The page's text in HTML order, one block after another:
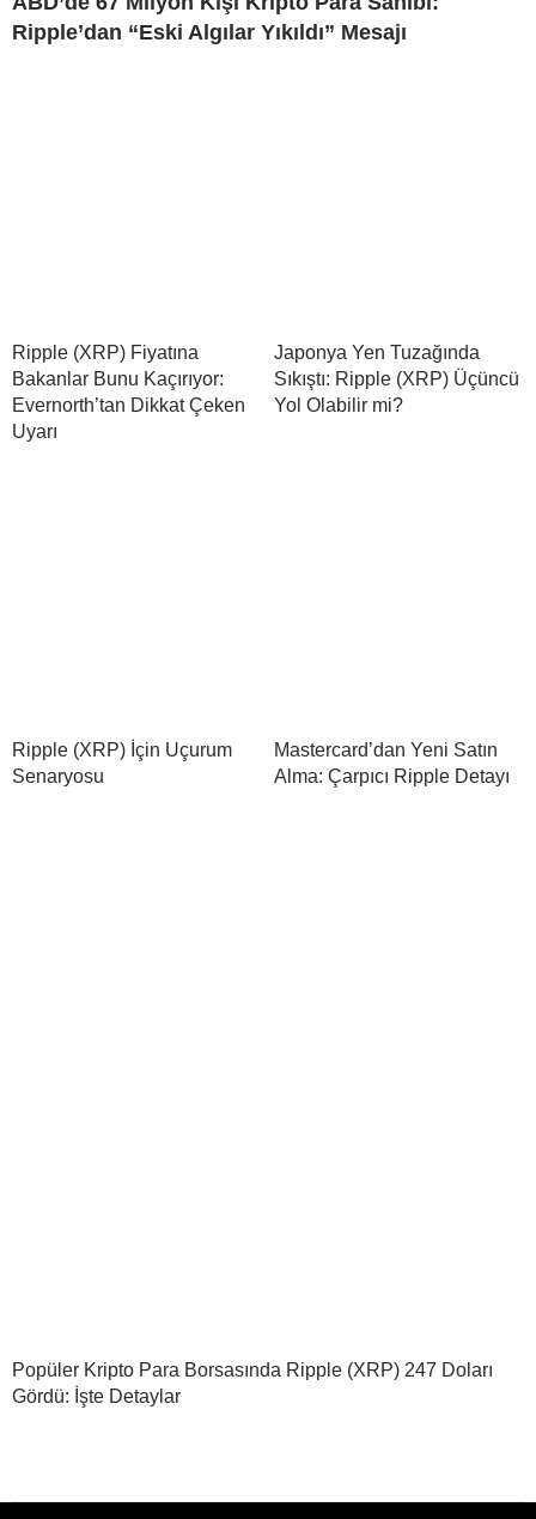
Ripple’dan “Eski Algılar Yıkıldı” Mesajı
Ripple (XRP) Fiyatına
Bakanlar Bunu Kaçırıyor:
Evernorth’tan Dikkat Çeken
Uyarı
Japonya Yen Tuzağında
Sıkıştı: Ripple (XRP) Üçüncü
Yol Olabilir mi?
Ripple (XRP) İçin Uçurum
Senaryosu
Mastercard’dan Yeni Satın
Alma: Çarpıcı Ripple Detayı
Popüler Kripto Para Borsasında Ripple (XRP) 247 Doları
Gördü: İşte Detaylar